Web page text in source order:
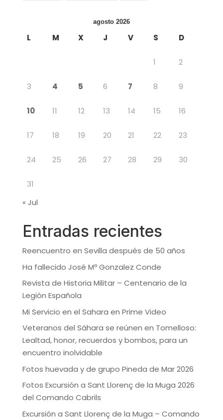
agosto 2026
L M X J V S D
1 2
3 4 5 6 7 8 9
10 11 12 13 14 15 16
17 18 19 20 21 22 23
24 25 26 27 28 29 30
31
« Jul
Entradas recientes
Reencuentro en Sevilla después de 50 años
Ha fallecido José Mº Gonzalez Conde
Revista de Historia Militar – Centenario de la
Legión Española
Mi Servicio en el Sahara en Prime Video
Veteranos del Sáhara se reúnen en Tomelloso:
Lealtad, honor, recuerdos y bombos, para un
encuentro inolvidable
Fotos huevada y de grupo Pineda de Mar 2026
Fotos Excursión a Sant Llorenç de la Muga 2026
del Comando Cabrils
Excursión a Sant Llorenç de la Muga – Comando